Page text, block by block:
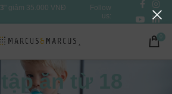
" giảm 35.000 VNĐ
Follow
us:
ăn từ 18